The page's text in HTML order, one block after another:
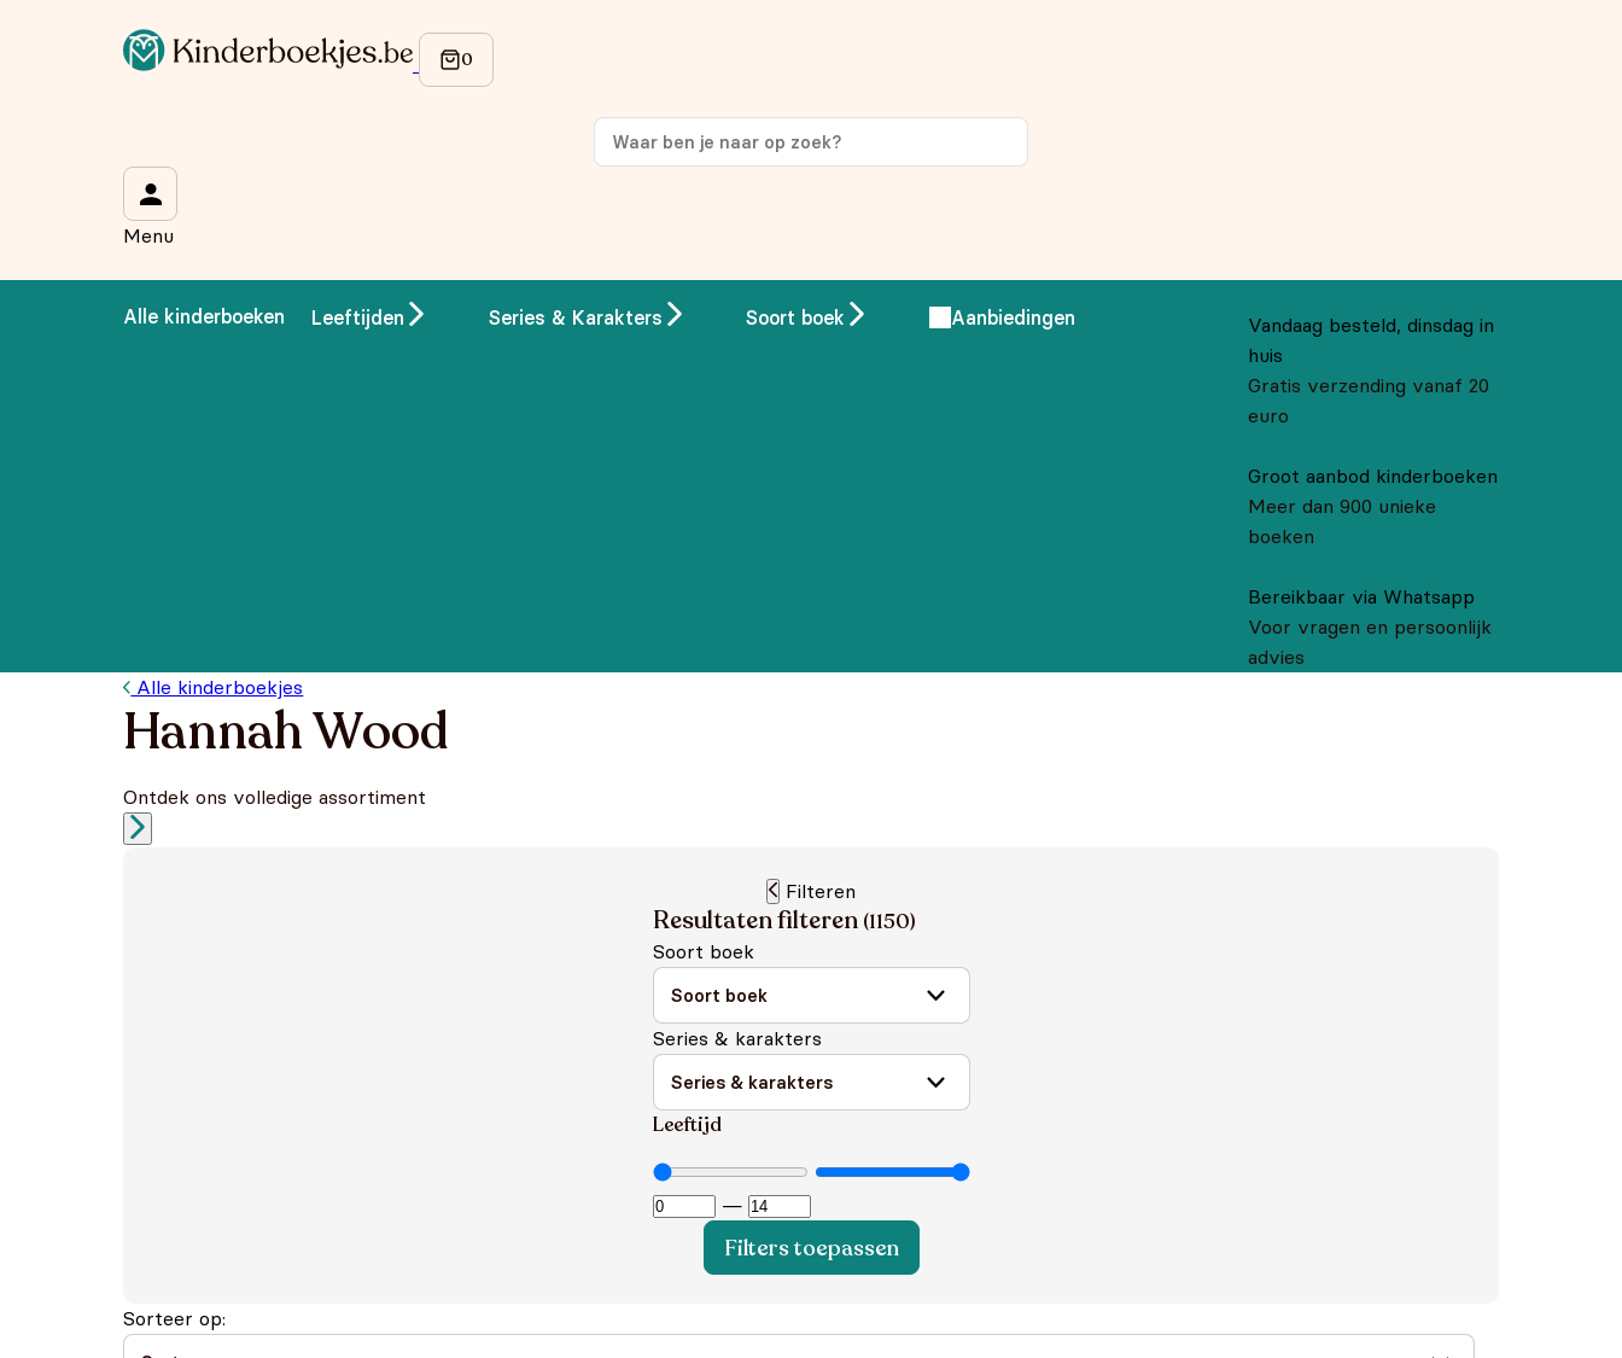
Menu
Alle kinderboeken Leeftijden Series & Karakters Soort boek Aanbiedingen
Vandaag besteld, dinsdag in
huis
Gratis verzending vanaf 20
euro
Groot aanbod kinderboeken
Meer dan 900 unieke
boeken
Bereikbaar via Whatsapp
Voor vragen en persoonlijk
advies
Alle kinderboekjes
Hannah Wood
Ontdek ons volledige assortiment
Filteren
Resultaten filteren (1150)
Soort boek
Series & karakters
Leeftijd
—
Filters toepassen
Sorteer op: